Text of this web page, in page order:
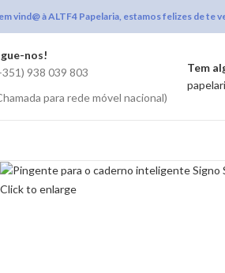
vind@ à ALTF4 Papelaria, estamos felizes de te
nos!
938 039 803
para rede móvel nacional)
Tem
Click to enlarge